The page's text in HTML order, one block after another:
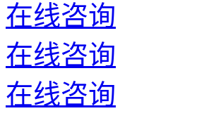
在线咨询
在线咨询
在线咨询